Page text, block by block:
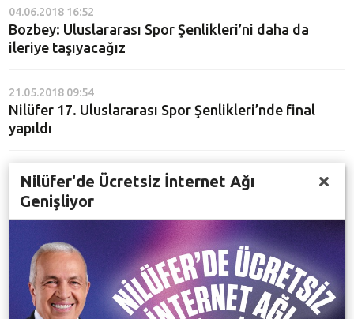
04.06.2018 16:52
Bozbey: Uluslararası Spor Şenlikleri’ni daha da
ileriye taşıyacağız
21.05.2018 09:54
Nilüfer 17. Uluslararası Spor Şenlikleri’nde final
yapıldı
18.05.2018 14:50
Yüzlerce öğrencinin badminton heyecanı
Spor Şenlikleri’nde satranç heyecanı
15.05.2018 10:45
Eskrim turnuvasında kazananlar belli oldu
Nilüfer'de Ücretsiz İnternet Ağı
Genişliyor